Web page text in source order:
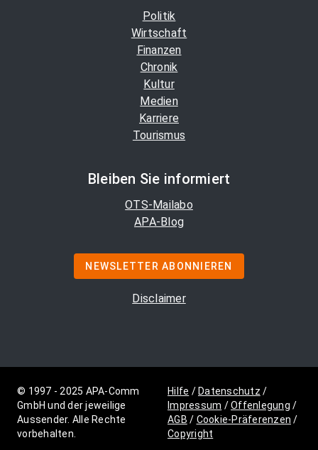
Politik
Wirtschaft
Finanzen
Chronik
Kultur
Medien
Karriere
Tourismus
Bleiben Sie informiert
OTS-Mailabo
APA-Blog
NEWSLETTER ABONNIEREN
Disclaimer
© 1997 - 2025 APA-Comm
GmbH und der jeweilige
Aussender. Alle Rechte
vorbehalten.
Hilfe / Datenschutz /
Impressum /Offenlegung /
AGB / Cookie-Präferenzen /
Copyright